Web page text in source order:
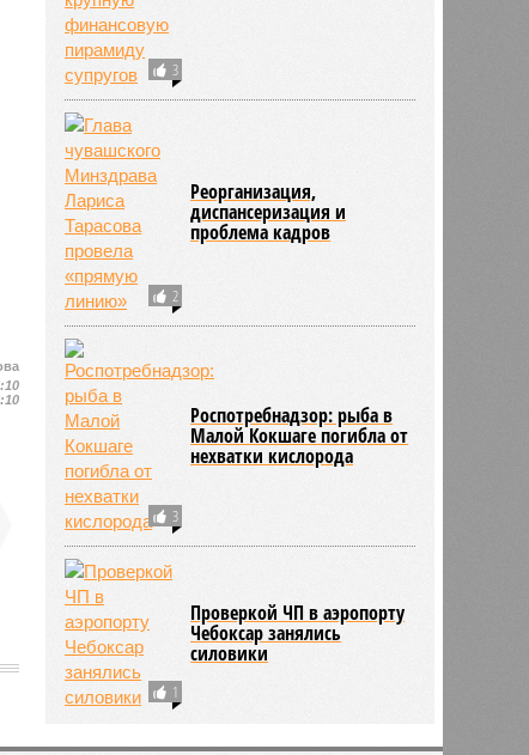
3
2
Реорганизация,
диспансеризация и
проблема кадров
3
Роспотребнадзор: рыба в
Малой Кокшаге погибла от
нехватки кислорода
1
Проверкой ЧП в аэропорту
Чебоксар занялись
силовики